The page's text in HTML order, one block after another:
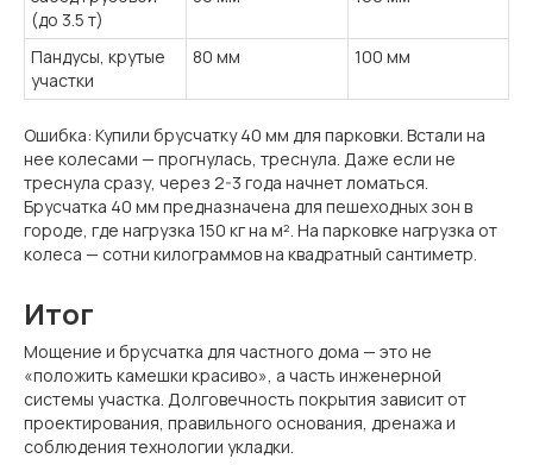
(до 3.5 т)
Пандусы, крутые
участки
80 мм 100 мм
Ошибка: Купили брусчатку 40 мм для парковки. Встали на
нее колесами — прогнулась, треснула. Даже если не
треснула сразу, через 2-3 года начнет ломаться.
Брусчатка 40 мм предназначена для пешеходных зон в
городе, где нагрузка 150 кг на м². На парковке нагрузка от
колеса — сотни килограммов на квадратный сантиметр.
Итог
Мощение и брусчатка для частного дома — это не
«положить камешки красиво», а часть инженерной
системы участка. Долговечность покрытия зависит от
проектирования, правильного основания, дренажа и
соблюдения технологии укладки.